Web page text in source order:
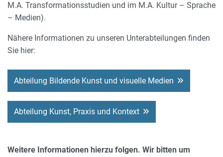
M.A. Transformationsstudien und im M.A. Kultur – Sprache
– Medien).
Nähere Informationen zu unseren Unterabteilungen finden
Sie hier:
Abteilung Bildende Kunst und visuelle Medien
Abteilung Kunst, Praxis und Kontext
Weitere Informationen hierzu folgen. Wir bitten um